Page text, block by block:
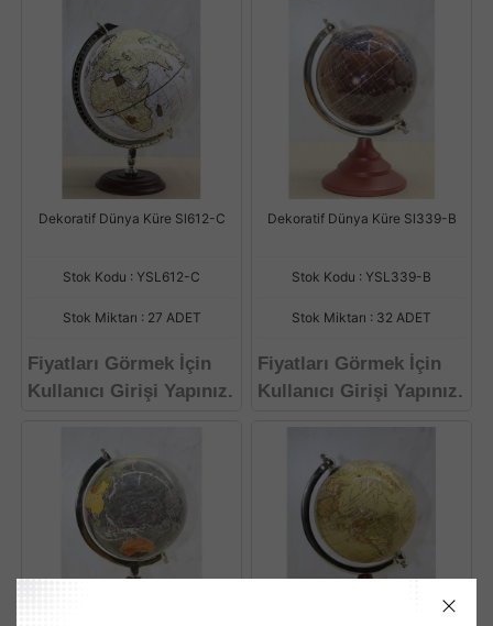
Dekoratif Dünya Küre Sl612-C
Stok Kodu : YSL612-C
Stok Miktarı : 27 ADET
Fiyatları Görmek İçin
Kullanıcı Girişi Yapınız.
Dekoratif Dünya Küre Sl339-B
Stok Kodu : YSL339-B
Stok Miktarı : 32 ADET
Fiyatları Görmek İçin
Kullanıcı Girişi Yapınız.